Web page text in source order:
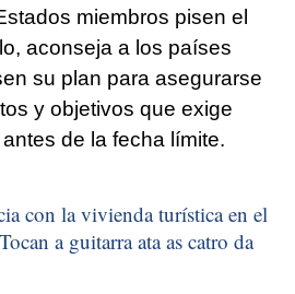
miembros pisen el
aconseja a los países
su plan para asegurarse
y objetivos que exige
de la fecha límite.
con la vivienda turística en el
Tocan a guitarra ata as catro da